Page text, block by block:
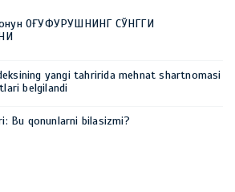
ОҒУФУРУШНИНГ СЎНГГИ
yangi tahririda mehnat shartnomasi
belgilandi
Bu qonunlarni bilasizmi?